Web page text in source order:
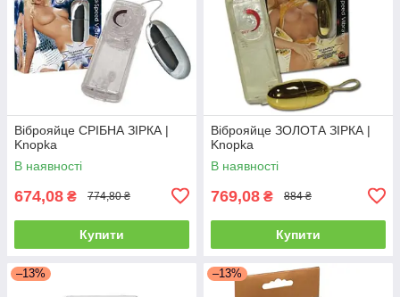
Віброяйце СРІБНА ЗІРКА |
Knopka
В наявності
674,08 ₴ 774,80 ₴
Купити
Віброяйце ЗОЛОТА ЗІРКА |
Knopka
В наявності
769,08 ₴ 884 ₴
Купити
–13% –13%